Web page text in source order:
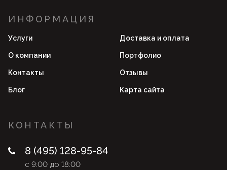
ИНФОРМАЦИЯ
Услуги Доставка и оплата
О компании Портфолио
Контакты Отзывы
Блог Карта сайта
КОНТАКТЫ
8 (495) 128-95-84
с 9:00 до 18:00